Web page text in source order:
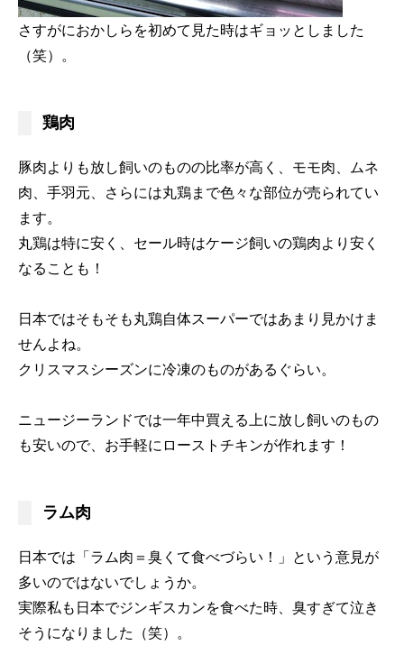
さすがにおかしらを初めて見た時はギョッとしました
（笑）。
鶏肉
豚肉よりも放し飼いのものの比率が高く、モモ肉、ムネ
肉、手羽元、さらには丸鶏まで色々な部位が売られてい
ます。
丸鶏は特に安く、セール時はケージ飼いの鶏肉より安く
なることも！
日本ではそもそも丸鶏自体スーパーではあまり見かけま
せんよね。
クリスマスシーズンに冷凍のものがあるぐらい。
ニュージーランドでは一年中買える上に放し飼いのもの
も安いので、お手軽にローストチキンが作れます！
ラム肉
日本では「ラム肉＝臭くて食べづらい！」という意見が
多いのではないでしょうか。
実際私も日本でジンギスカンを食べた時、臭すぎて泣き
そうになりました（笑）。